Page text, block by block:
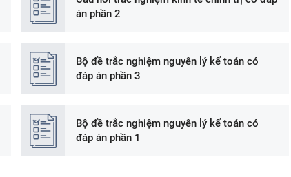
án phần 2
Bộ đề trắc nghiệm nguyên lý kế toán có
đáp án phần 3
Bộ đề trắc nghiệm nguyên lý kế toán có
đáp án phần 1